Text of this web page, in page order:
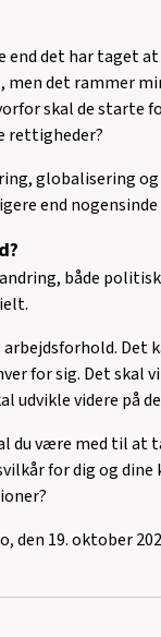
det har taget at
men det rammer
skal de starte
rettigheder?
globalisering
end nogensinde
både
Det
for sig. Det skal
udvikle videre på
du være med til at
for dig og dine
den 19. oktober